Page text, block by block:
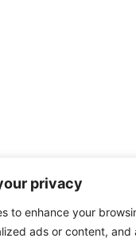
privacy
to enhance your
ads or content,